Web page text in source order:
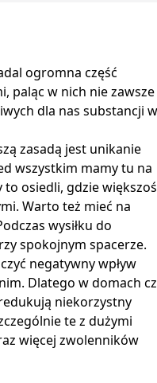
ogromna część
paląc w nich nie zawsze
dla nas substancji w
zasadą jest unikanie
wszystkim mamy tu na
osiedli, gdzie
Warto też mieć na
wysiłku do
spokojnym spacerze.
negatywny wpływ
Dlatego w domach
niekorzystny
te z dużymi
więcej zwolenników